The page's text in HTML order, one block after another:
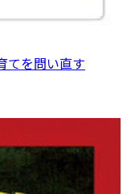
てを問い直す